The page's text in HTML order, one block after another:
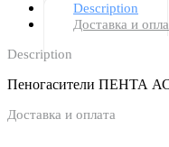
Description
Доставка и
Description
Пеногасители ПЕНТА
Доставка и оплата